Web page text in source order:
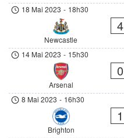
18 Mai 2023 - 18h30
Newcastle
4
14 Mai 2023 - 15h30
Arsenal
0
8 Mai 2023 - 16h30
Brighton
1